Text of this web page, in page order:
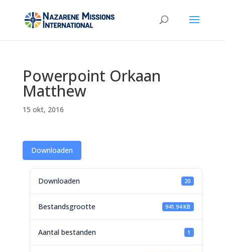
Powerpoint Orkaan
Matthew
15 okt, 2016
Downloaden
Downloaden 20
Bestandsgrootte 941.94 KB
Aantal bestanden 1